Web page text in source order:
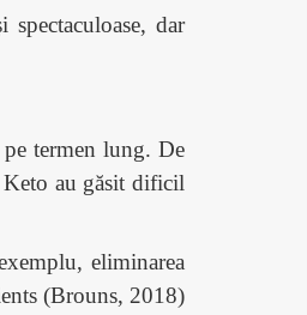
dar
pe termen lung. De
au găsit dificil
eliminarea
(Brouns, 2018)